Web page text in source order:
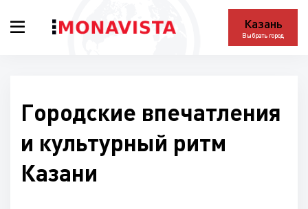
Казань
Выбрать город
Городские впечатления
и культурный ритм
Казани